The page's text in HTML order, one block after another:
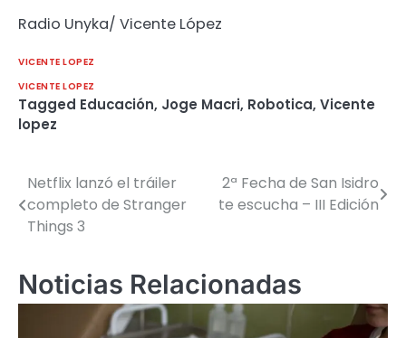
Radio Unyka/ Vicente López
VICENTE LOPEZ
VICENTE LOPEZ
Tagged Educación, Joge Macri, Robotica, Vicente
lopez
Navegación
de
Netflix lanzó el tráiler
completo de Stranger
Things 3
2ª Fecha de San Isidro
te escucha – III Edición
Noticias Relacionadas